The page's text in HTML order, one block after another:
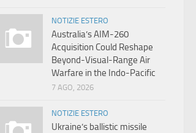
NOTIZIE ESTERO
Australia’s AIM-260
Acquisition Could Reshape
Beyond-Visual-Range Air
Warfare in the Indo-Pacific
7 AGO, 2026
NOTIZIE ESTERO
Ukraine’s ballistic missile